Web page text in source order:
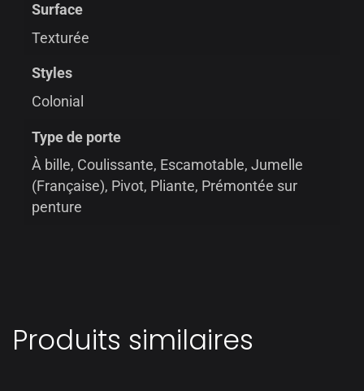
Surface
Texturée
Styles
Colonial
Type de porte
À bille, Coulissante, Escamotable, Jumelle
(Française), Pivot, Pliante, Prémontée sur
penture
Produits similaires